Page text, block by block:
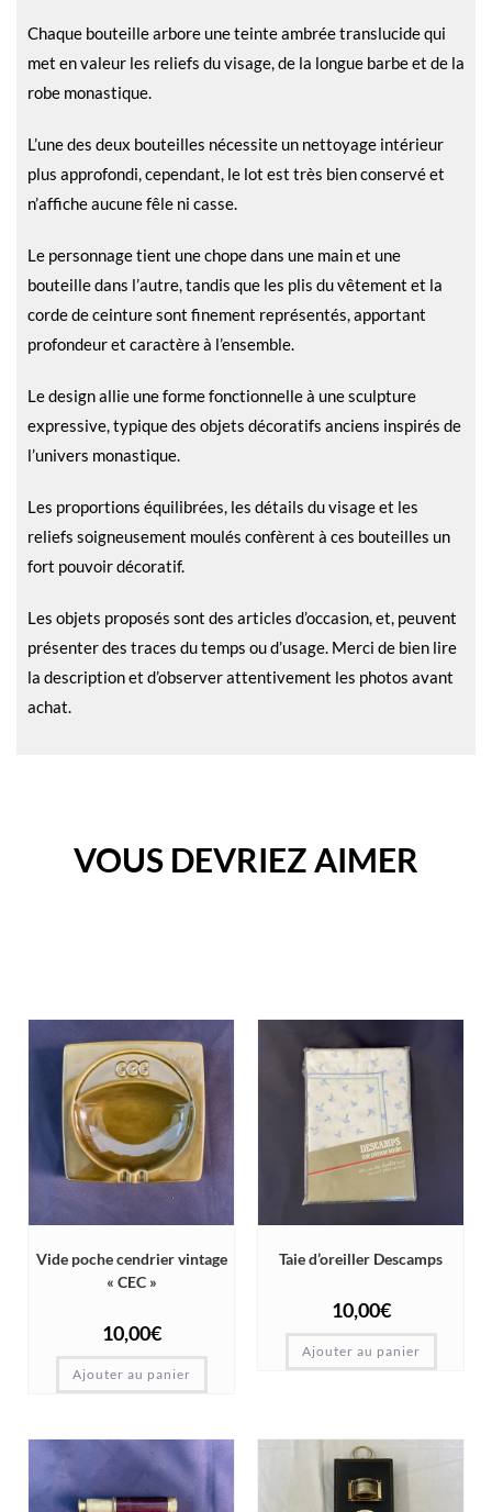
Chaque bouteille arbore une teinte ambrée translucide qui
met en valeur les reliefs du visage, de la longue barbe et de la
robe monastique.
L’une des deux bouteilles nécessite un nettoyage intérieur
plus approfondi, cependant, le lot est très bien conservé et
n’affiche aucune fêle ni casse.
Le personnage tient une chope dans une main et une
bouteille dans l’autre, tandis que les plis du vêtement et la
corde de ceinture sont finement représentés, apportant
profondeur et caractère à l’ensemble.
Le design allie une forme fonctionnelle à une sculpture
expressive, typique des objets décoratifs anciens inspirés de
l’univers monastique.
Les proportions équilibrées, les détails du visage et les
reliefs soigneusement moulés confèrent à ces bouteilles un
fort pouvoir décoratif.
Les objets proposés sont des articles d’occasion, et, peuvent
présenter des traces du temps ou d’usage. Merci de bien lire
la description et d’observer attentivement les photos avant
achat.
VOUS DEVRIEZ AIMER
Vide poche cendrier vintage
« CEC »
10,00€
Ajouter au panier
Taie d’oreiller Descamps
10,00€
Ajouter au panier